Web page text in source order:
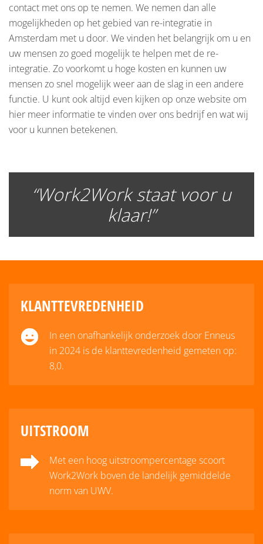
contact met ons op te nemen. We nemen dan alle
mogelijkheden op het gebied van re-integratie in
Amsterdam met u door. We vinden het belangrijk om u en
uw mensen zo goed mogelijk te helpen met de re-
integratie. Zo voorkomt u hoge kosten en kunnen uw
mensen zo snel mogelijk weer aan de slag in een andere
functie. U kunt ook altijd even kijken op onze website om
hier meer informatie te vinden over ons bedrijf en wat wij
voor u kunnen betekenen.
“Work2Work staat voor u
klaar!”
KLANTTEVREDENHEID
In een onafhankelijk onderzoek door Enneus
in 2024 is de klanttevredenheid gemeten op:
8,0.
UITSTROOM
Met een hoog uitstroompercentage scoort
Work2Work boven de landelijk gemiddelde
norm van UWV.